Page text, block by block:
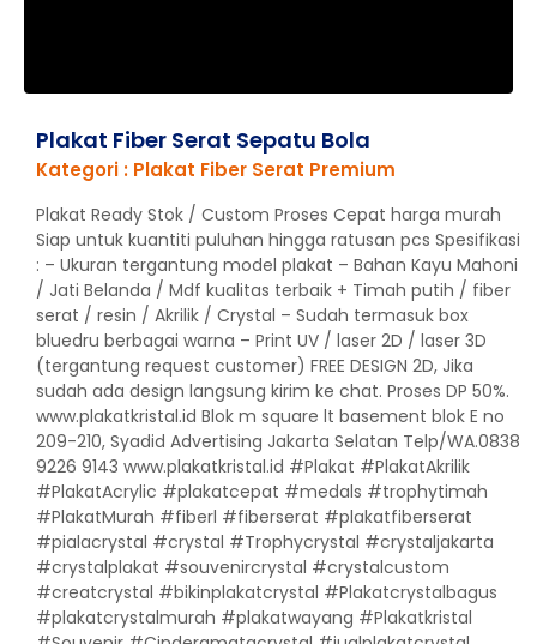
Plakat Fiber Serat Sepatu Bola
Kategori : Plakat Fiber Serat Premium
Plakat Ready Stok / Custom Proses Cepat harga murah
Siap untuk kuantiti puluhan hingga ratusan pcs Spesifikasi
: – Ukuran tergantung model plakat – Bahan Kayu Mahoni
/ Jati Belanda / Mdf kualitas terbaik + Timah putih / fiber
serat / resin / Akrilik / Crystal – Sudah termasuk box
bluedru berbagai warna – Print UV / laser 2D / laser 3D
(tergantung request customer) FREE DESIGN 2D, Jika
sudah ada design langsung kirim ke chat. Proses DP 50%.
www.plakatkristal.id Blok m square lt basement blok E no
209-210, Syadid Advertising Jakarta Selatan Telp/WA.0838
9226 9143 www.plakatkristal.id #Plakat #PlakatAkrilik
#PlakatAcrylic #plakatcepat #medals #trophytimah
#PlakatMurah #fiberl #fiberserat #plakatfiberserat
#pialacrystal #crystal #Trophycrystal #crystaljakarta
#crystalplakat #souvenircrystal #crystalcustom
#creatcrystal #bikinplakatcrystal #Plakatcrystalbagus
#plakatcrystalmurah #plakatwayang #Plakatkristal